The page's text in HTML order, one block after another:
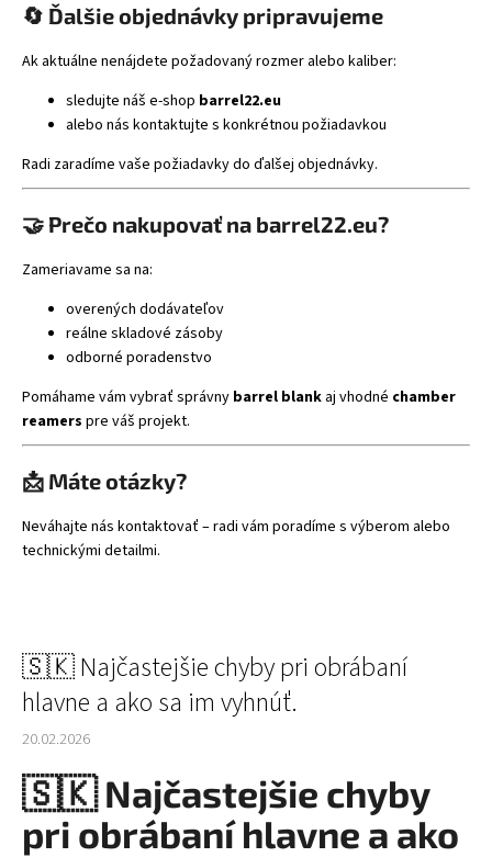
🔄 Ďalšie objednávky pripravujeme
Ak aktuálne nenájdete požadovaný rozmer alebo kaliber:
sledujte náš e-shop barrel22.eu
alebo nás kontaktujte s konkrétnou požiadavkou
Radi zaradíme vaše požiadavky do ďalšej objednávky.
🤝 Prečo nakupovať na barrel22.eu?
Zameriavame sa na:
overených dodávateľov
reálne skladové zásoby
odborné poradenstvo
Pomáhame vám vybrať správny barrel blank aj vhodné chamber
reamers pre váš projekt.
📩 Máte otázky?
Neváhajte nás kontaktovať – radi vám poradíme s výberom alebo
technickými detailmi.
🇸🇰 Najčastejšie chyby pri obrábaní
hlavne a ako sa im vyhnúť.
20.02.2026
🇸🇰Najčastejšie chyby
pri obrábaní hlavne a ako